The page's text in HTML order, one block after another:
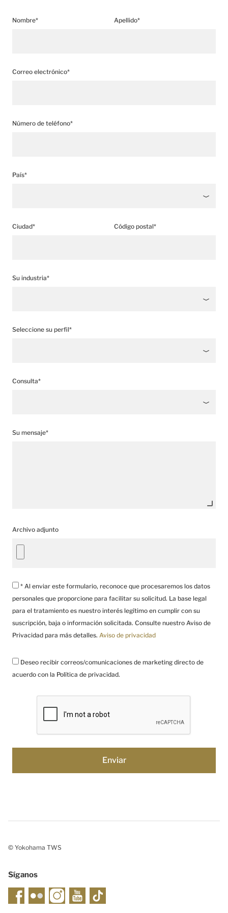
Nombre* Apellido*
Correo electrónico*
Número de teléfono*
País*
Ciudad* Código postal*
Su industria*
Seleccione su perfil*
Consulta*
Su mensaje*
Archivo adjunto
* Al enviar este formulario, reconoce que procesaremos los datos
personales que proporcione para facilitar su solicitud. La base legal
para el tratamiento es nuestro interés legítimo en cumplir con su
suscripción, baja o información solicitada. Consulte nuestro Aviso de
Privacidad para más detalles. Aviso de privacidad
Deseo recibir correos/comunicaciones de marketing directo de
acuerdo con la Política de privacidad.
© Yokohama TWS
Síganos